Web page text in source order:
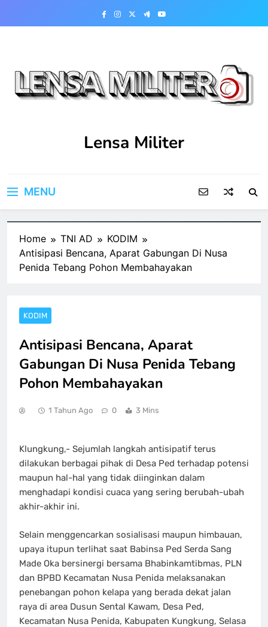
Lensa Militer
MENU
Home TNI AD
KODIM
Antisipasi Bencana, Aparat Gabungan Di Nusa
Penida Tebang Pohon Membahayakan
KODIM
Antisipasi Bencana, Aparat
Gabungan Di Nusa Penida Tebang
Pohon Membahayakan
1 Tahun Ago 0 3 Mins
Klungkung,- Sejumlah langkah antisipatif terus
dilakukan berbagai pihak di Desa Ped terhadap potensi
maupun hal-hal yang tidak diinginkan dalam
menghadapi kondisi cuaca yang sering berubah-ubah
akhir-akhir ini.
Selain menggencarkan sosialisasi maupun himbauan,
upaya itupun terlihat saat Babinsa Ped Serda Sang
Made Oka bersinergi bersama Bhabinkamtibmas, PLN
dan BPBD Kecamatan Nusa Penida melaksanakan
penebangan pohon kelapa yang berada dekat jalan
raya di area Dusun Sental Kawam, Desa Ped,
Kecamatan Nusa Penida, Kabupaten Kungkung, Selasa